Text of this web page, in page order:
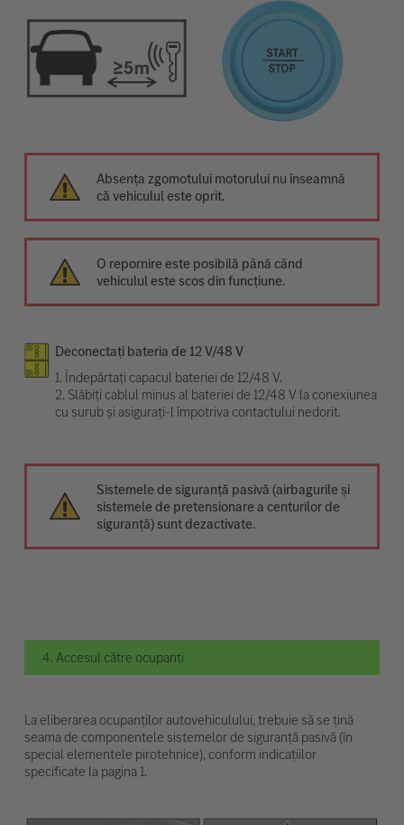
Absența zgomotului motorului nu înseamnă
că vehiculul este oprit.
O repornire este posibilă până când
vehiculul este scos din funcțiune.
Deconectați bateria de 12 V/48 V
1. Îndepărtați capacul bateriei de 12/48 V.
2. Slăbiți cablul minus al bateriei de 12/48 V la conexiunea
cu șurub și asigurați-l împotriva contactului nedorit.
Sistemele de siguranță pasivă (airbagurile și
sistemele de pretensionare a centurilor de
siguranță) sunt dezactivate.
4. Accesul către ocupanți
La eliberarea ocupanților autovehiculului, trebuie să se țină
seama de componentele sistemelor de siguranță pasivă (în
special elementele pirotehnice), conform indicațiilor
specificate la pagina 1.